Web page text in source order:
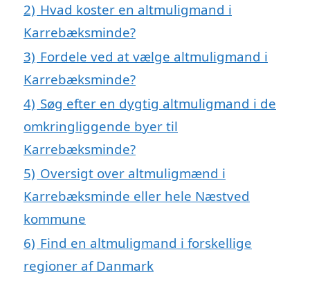
2) Hvad koster en altmuligmand i
Karrebæksminde?
3) Fordele ved at vælge altmuligmand i
Karrebæksminde?
4) Søg efter en dygtig altmuligmand i de
omkringliggende byer til
Karrebæksminde?
5) Oversigt over altmuligmænd i
Karrebæksminde eller hele Næstved
kommune
6) Find en altmuligmand i forskellige
regioner af Danmark